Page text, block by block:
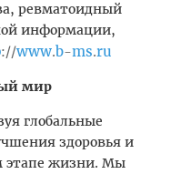
ревматоидный
информации,
://www.b-ms.ru
мир
глобальные
здоровья и
этапе жизни. Мы